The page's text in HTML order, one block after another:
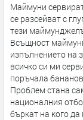
Маймуни
се разсейват с
тези
Всъщност
изпълнението на
всичко си ми
поръчала
Проблем стана
националния
бъркат на кого да